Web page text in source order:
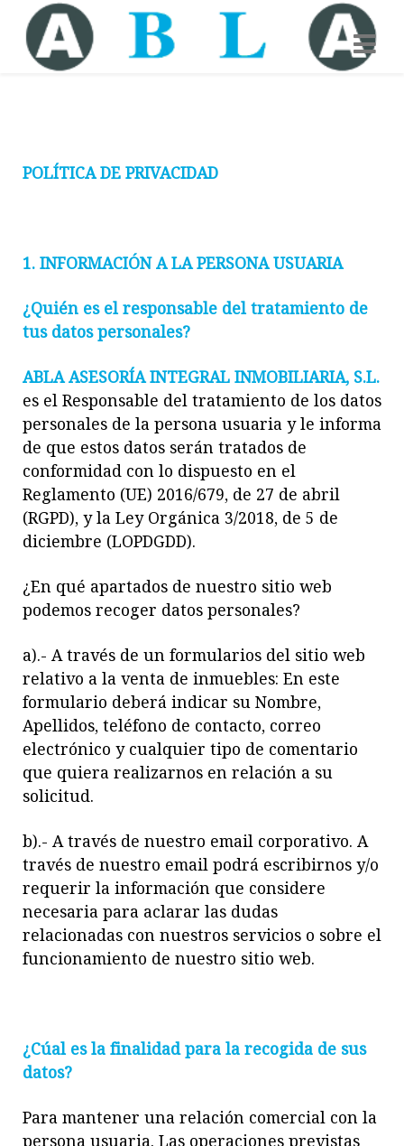
POLÍTICA DE PRIVACIDAD
1. INFORMACIÓN A LA PERSONA USUARIA
¿Quién es el responsable del tratamiento de
tus datos personales?
ABLA ASESORÍA INTEGRAL INMOBILIARIA, S.L.
es el Responsable del tratamiento de los datos
personales de la persona usuaria y le informa
de que estos datos serán tratados de
conformidad con lo dispuesto en el
Reglamento (UE) 2016/679, de 27 de abril
(RGPD), y la Ley Orgánica 3/2018, de 5 de
diciembre (LOPDGDD).
¿En qué apartados de nuestro sitio web
podemos recoger datos personales?
a).- A través de un formularios del sitio web
relativo a la venta de inmuebles: En este
formulario deberá indicar su Nombre,
Apellidos, teléfono de contacto, correo
electrónico y cualquier tipo de comentario
que quiera realizarnos en relación a su
solicitud.
b).- A través de nuestro email corporativo. A
través de nuestro email podrá escribirnos y/o
requerir la información que considere
necesaria para aclarar las dudas
relacionadas con nuestros servicios o sobre el
funcionamiento de nuestro sitio web.
¿Cúal es la finalidad para la recogida de sus
datos?
Para mantener una relación comercial con la
persona usuaria. Las operaciones previstas